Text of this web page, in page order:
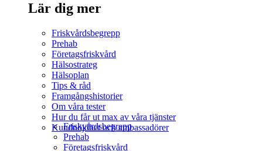
Lär dig mer
Friskvårdsbegrepp
Prehab
Företagsfriskvård
Hälsostrateg
Hälsoplan
Tips & råd
Framgångshistorier
Om våra tester
Hur du får ut max av våra tjänster
Kundnöjdhet och ambassadörer
Friskvårdsbegrepp
Prehab
Företagsfriskvård